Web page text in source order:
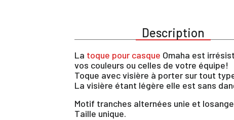
Description
La toque pour casque Omaha est
vos couleurs ou celles de votre équipe!
Toque avec visière à porter sur tout
La visière étant légère elle est sans
Motif tranches alternées unie et
Taille unique.